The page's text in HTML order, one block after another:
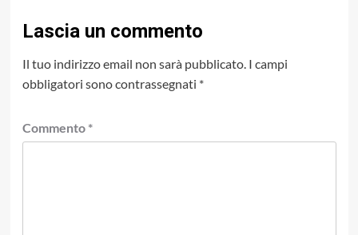
Lascia un commento
Il tuo indirizzo email non sarà pubblicato. I campi
obbligatori sono contrassegnati *
Commento *